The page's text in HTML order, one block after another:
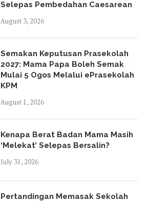
Selepas Pembedahan Caesarean
August 3, 2026
Semakan Keputusan Prasekolah
2027: Mama Papa Boleh Semak
Mulai 5 Ogos Melalui ePrasekolah
KPM
August 1, 2026
Kenapa Berat Badan Mama Masih
‘Melekat’ Selepas Bersalin?
July 31, 2026
Pertandingan Memasak Sekolah